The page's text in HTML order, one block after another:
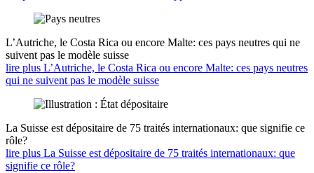
L’Autriche, le Costa Rica ou encore Malte: ces pays neutres qui ne
suivent pas le modèle suisse
lire plus L’Autriche, le Costa Rica ou encore Malte: ces pays neutres
qui ne suivent pas le modèle suisse
La Suisse est dépositaire de 75 traités internationaux: que signifie ce
rôle?
lire plus La Suisse est dépositaire de 75 traités internationaux: que
signifie ce rôle?